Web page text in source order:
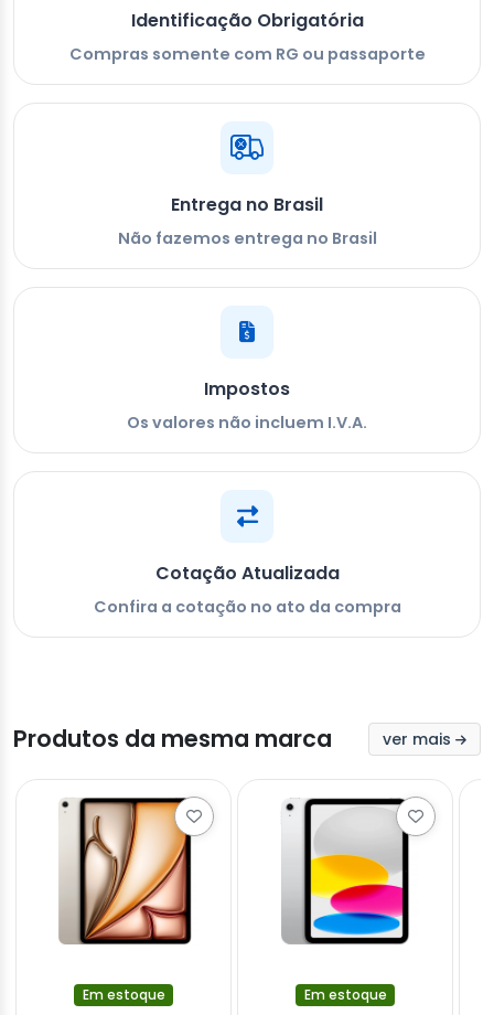
Identificação Obrigatória
Compras somente com RG ou passaporte
Entrega no Brasil
Não fazemos entrega no Brasil
Impostos
Os valores não incluem I.V.A.
Cotação Atualizada
Confira a cotação no ato da compra
Produtos da mesma marca ver mais
Em estoque Em estoque